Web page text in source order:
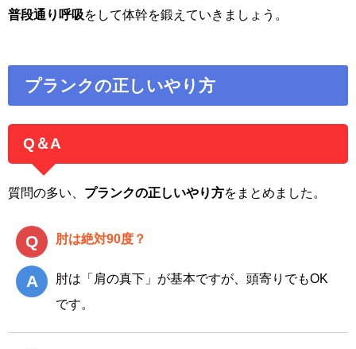
普段通り呼吸をして体幹を鍛えていきましょう。
プランクの正しいやり方
Q＆A
質問の多い、 プランクの正しいやり方をまとめました。
肘は絶対90度？
肘は「肩の真下」が基本ですが、頭寄りでもOK
です。